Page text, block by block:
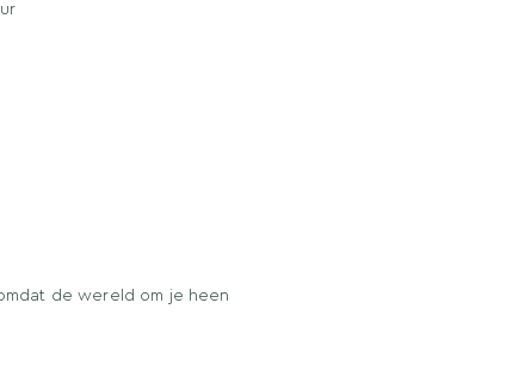
de wereld om je heen